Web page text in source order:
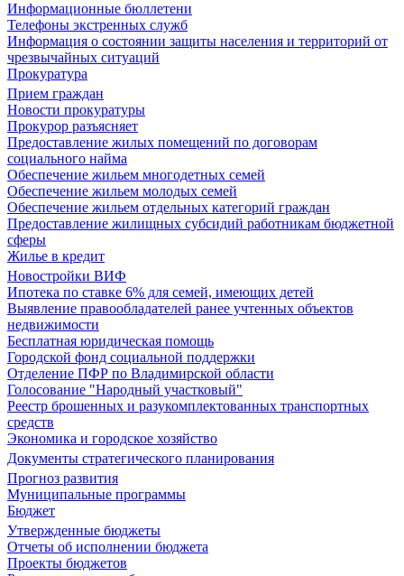
Информационные бюллетени
Телефоны экстренных служб
Информация о состоянии защиты населения и территорий от
чрезвычайных ситуаций
Прокуратура
Прием граждан
Новости прокуратуры
Прокурор разъясняет
Предоставление жилых помещений по договорам
социального найма
Обеспечение жильем многодетных семей
Обеспечение жильем молодых семей
Обеспечение жильем отдельных категорий граждан
Предоставление жилищных субсидий работникам бюджетной
сферы
Жилье в кредит
Новостройки ВИФ
Ипотека по ставке 6% для семей, имеющих детей
Выявление правообладателей ранее учтенных объектов
недвижимости
Бесплатная юридическая помощь
Городской фонд социальной поддержки
Отделение ПФР по Владимирской области
Голосование "Народный участковый"
Реестр брошенных и разукомплектованных транспортных
средств
Экономика и городское хозяйство
Документы стратегического планирования
Прогноз развития
Муниципальные программы
Бюджет
Утвержденные бюджеты
Отчеты об исполнении бюджета
Проекты бюджетов